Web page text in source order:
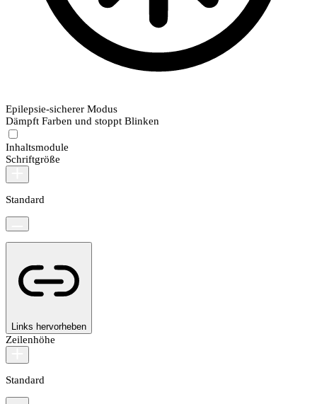
Epilepsie-sicherer Modus
Dämpft Farben und stoppt Blinken
Inhaltsmodule
Schriftgröße
Standard
Links hervorheben
Zeilenhöhe
Standard